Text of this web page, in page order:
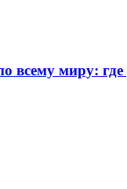
всему миру: где